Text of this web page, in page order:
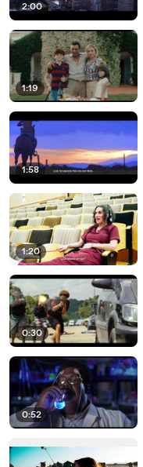
2:00
1:19
1:58
1:20
0:30
0:52